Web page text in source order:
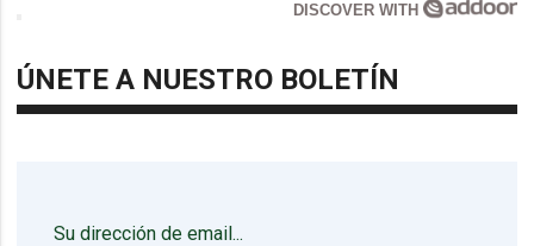
DISCOVER WITH
ÚNETE A NUESTRO BOLETÍN